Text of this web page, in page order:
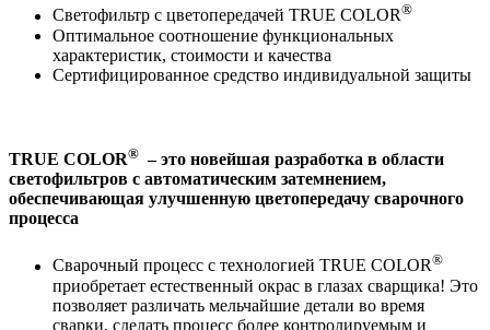
Светофильтр с цветопередачей TRUE COLOR®
Оптимальное соотношение функциональных
характеристик, стоимости и качества
Сертифицированное средство индивидуальной защиты
TRUE COLOR® – это новейшая разработка в области
светофильтров с автоматическим затемнением,
обеспечивающая улучшенную цветопередачу сварочного
процесса
Сварочный процесс с технологией TRUE COLOR®
приобретает естественный окрас в глазах сварщика! Это
позволяет различать мельчайшие детали во время
сварки, сделать процесс более контролируемым и